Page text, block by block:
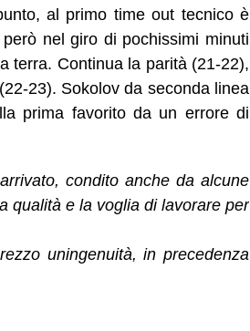
al primo time out tecnico è
nel giro di pochissimi minuti
terra. Continua la parità (21-22),
23). Sokolov da seconda linea
prima favorito da un errore di
condito anche da alcune
qualità e la voglia di lavorare per
uningenuità, in precedenza